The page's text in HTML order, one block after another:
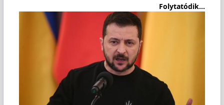
Folytatódik...